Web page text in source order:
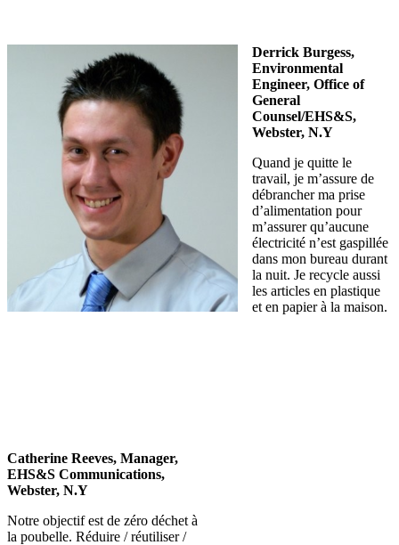
Derrick Burgess,
Environmental
Engineer, Office of
General
Counsel/EHS&S,
Webster, N.Y
Quand je quitte le
travail, je m’assure de
débrancher ma prise
d’alimentation pour
m’assurer qu’aucune
électricité n’est gaspillée
dans mon bureau durant
la nuit. Je recycle aussi
les articles en plastique
et en papier à la maison.
Catherine Reeves, Manager,
EHS&S Communications,
Webster, N.Y
Notre objectif est de zéro déchet à
la poubelle. Réduire / réutiliser /